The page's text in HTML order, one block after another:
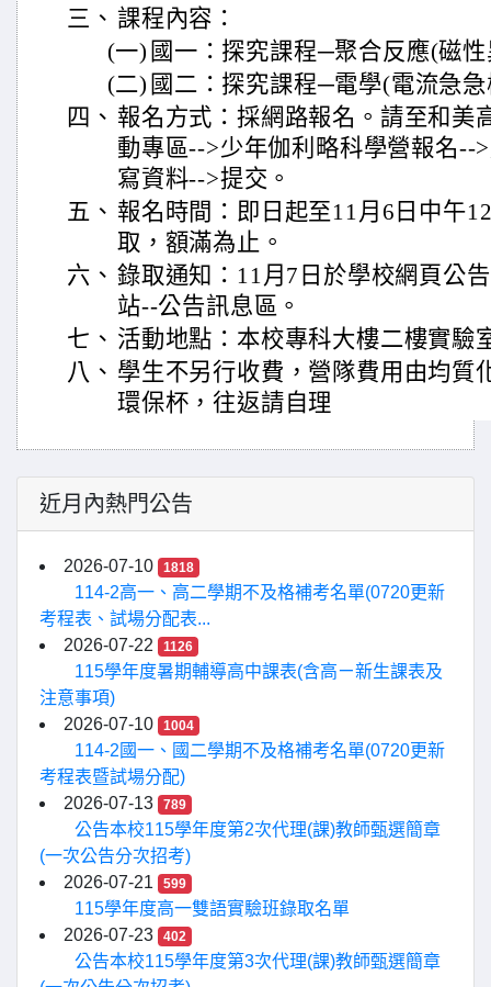
三、 課程內容：
(一) 國一：探究課程─聚合反應(磁
(二) 國二：探究課程─電學(電流急
四、 報名方式：採網路報名。請至和美
動專區-->少年伽利略科學營報名--
寫資料-->提交。
五、 報名時間：即日起至11月6日中午
取，額滿為止。
六、 錄取通知：11月7日於學校網頁公
站--公告訊息區。
七、 活動地點：本校專科大樓二樓實驗
八、 學生不另行收費，營隊費用由均質
環保杯，往返請自理
近月內熱門公告
2026-07-10 1818
114-2高一、高二學期不及格補考名單(0720更新
考程表、試場分配表...
2026-07-22
1126
115學年度暑期輔導高中課表(含高ㄧ新生課表及
注意事項)
2026-07-10
1004
114-2國一、國二學期不及格補考名單(0720更新
考程表暨試場分配)
2026-07-13
789
公告本校115學年度第2次代理(課)教師甄選簡章
(一次公告分次招考)
2026-07-21
599
115學年度高一雙語實驗班錄取名單
2026-07-23
402
公告本校115學年度第3次代理(課)教師甄選簡章